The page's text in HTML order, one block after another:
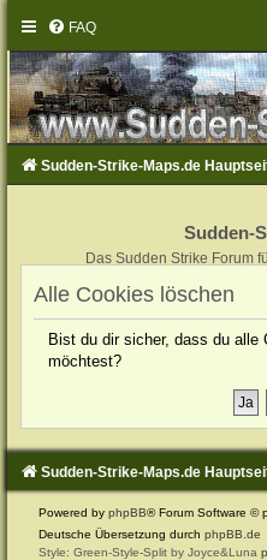
FAQ
Sudden-Strike-Maps.de
Sudden-
Das Sudden Strike Forum
Alle Cookies löschen
Bist du dir sicher, dass du alle
möchtest?
Sudden-Strike-Maps.de
Powered byphpBB® Forum Software ©
Deutsche Übersetzung durchphpBB.de
Style: Green-Style-Split by Joyce&Luna